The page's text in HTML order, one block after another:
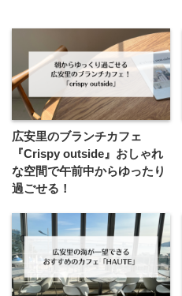
広安里のブランチカフェ
『Crispy outside』おしゃれ
な空間で午前中からゆったり
過ごせる！